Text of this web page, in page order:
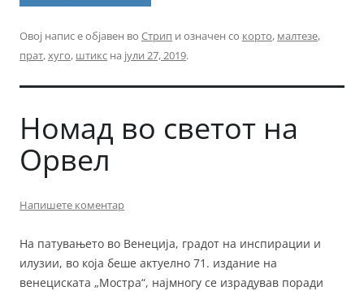
Овој напис е објавен во Стрип и означен со корто, малтезе,
прат,хуго, штикс на јули 27, 2019.
Номад во светот на
Орвел
Напишете коментар
На патувањето во Венеција, градот на инспирации и
илузии, во која беше актуелно 71. издание на
венециската „Мостра“, најмногу се израдував поради